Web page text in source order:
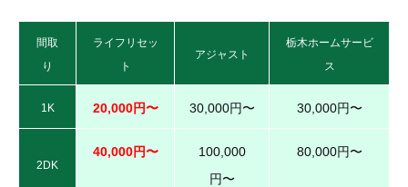
間取
り
ライフリセッ
ト
アジャスト
栃木ホームサービ
ス
1K 20,000円〜 30,000円〜 30,000円〜
2DK
40,000円〜
100,000
円〜
80,000円〜